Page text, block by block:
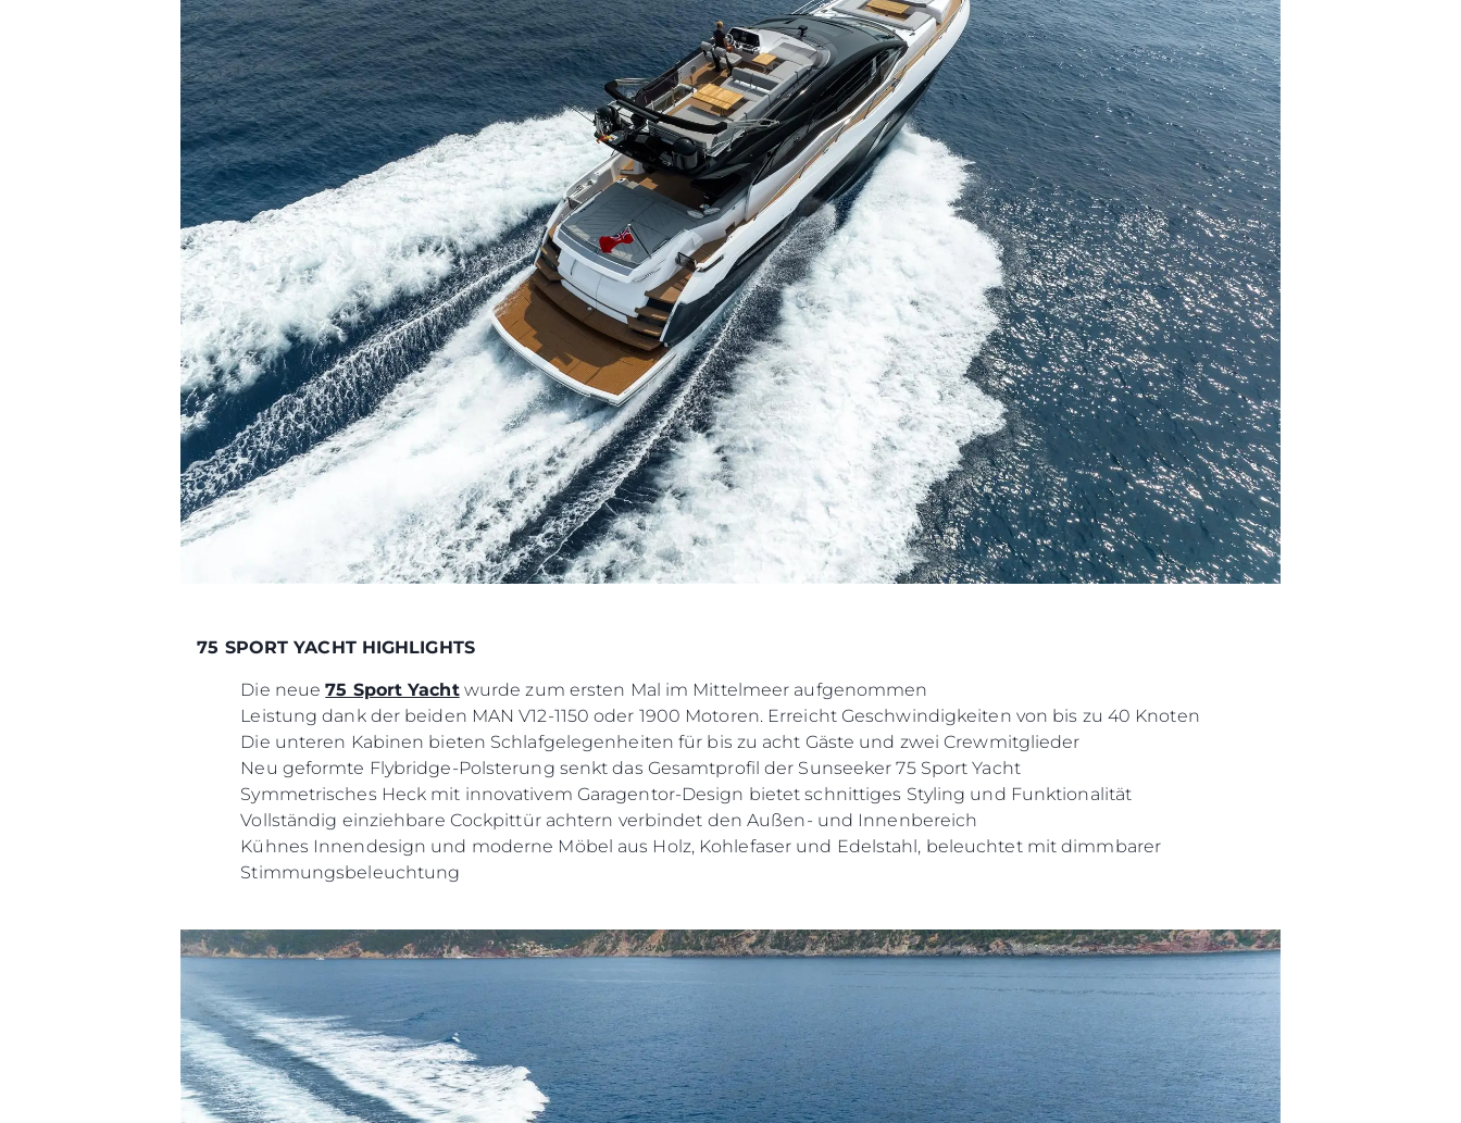
75 SPORT YACHT HIGHLIGHTS
Die neue75 Sport Yachtwurde zum ersten Mal im Mittelmeer aufgenommen
Leistung dank der beiden MAN V12-1150 oder 1900 Motoren. Erreicht Geschwindigkeiten von bis zu 40 Knoten
Die unteren Kabinen bieten Schlafgelegenheiten für bis zu acht Gäste und zwei Crewmitglieder
Neu geformte Flybridge-Polsterung senkt das Gesamtprofil der Sunseeker 75 Sport Yacht
Symmetrisches Heck mit innovativem Garagentor-Design bietet schnittiges Styling und Funktionalität
Vollständig einziehbare Cockpittür achtern verbindet den Außen- und Innenbereich
Kühnes Innendesign und moderne Möbel aus Holz, Kohlefaser und Edelstahl, beleuchtet mit dimmbarer
Stimmungsbeleuchtung
Kontakt
Cookies
ERKLÄRUNG ZUR
MODERNEN SKLAVEREI
ALLGEMEINE
GESCHÄFTSBEDINGUNGEN
COOKIE POLITIK
RECRUITING
Bootscharter
Neuigkeiten
Veranstaltungen
Innovation
Die Firma
Das Team
Lifestyle
Geschichte
Bewerten Sie Ihr Boot